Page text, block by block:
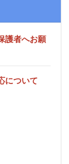
護者へお願
について